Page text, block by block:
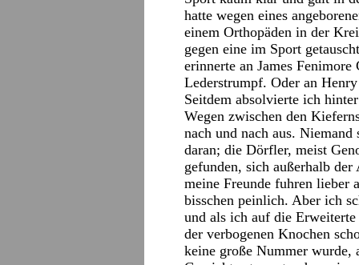
hatte wegen eines
einem Orthopäden in der
gegen eine im Sport
erinnerte an James
Lederstrumpf. Oder an
Seitdem absolvierte ich
Wegen zwischen den
nach und nach aus.
daran; die Dörfler, meist
gefunden, sich außerhalb
meine Freunde fuhren lieber
bisschen peinlich. Aber ich
und als ich auf die
der verbogenen Knochen
keine große Nummer wurde,